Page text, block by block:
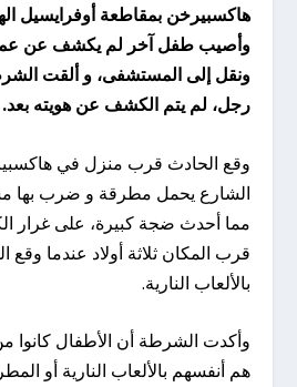
هاكسبيرخن بمقاطعة أوفرايسيل
وأصيب طفل آخر لم يكشف عن
ونقل إلى المستشفى، و ألقت
رجل، لم يتم الكشف عن هويته بعد.
وقع الحادث قرب منزل في
الشارع يحمل مطرقة و ضرب بها
مما أحدث ضجة كبيرة، على غرار
قرب المكان ثلاثة أولاد عندما وقع
بالألعاب النارية.
وأكدت الشرطة أن الأطفال كانوا
هم أنفسهم بالألعاب النارية أو